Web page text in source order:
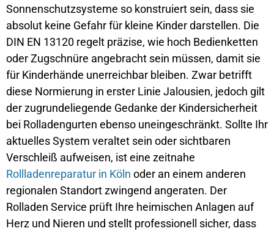
Sonnenschutzsysteme so konstruiert sein, dass sie
absolut keine Gefahr für kleine Kinder darstellen. Die
DIN EN 13120 regelt präzise, wie hoch Bedienketten
oder Zugschnüre angebracht sein müssen, damit sie
für Kinderhände unerreichbar bleiben. Zwar betrifft
diese Normierung in erster Linie Jalousien, jedoch gilt
der zugrundeliegende Gedanke der Kindersicherheit
bei Rolladengurten ebenso uneingeschränkt. Sollte Ihr
aktuelles System veraltet sein oder sichtbaren
Verschleiß aufweisen, ist eine zeitnahe
Rollladenreparatur in Köln oder an einem anderen
regionalen Standort zwingend angeraten. Der
Rolladen Service prüft Ihre heimischen Anlagen auf
Herz und Nieren und stellt professionell sicher, dass